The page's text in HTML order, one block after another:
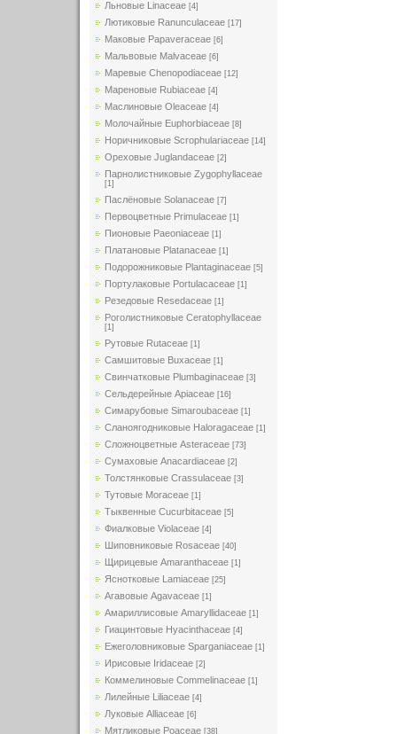
Льновые Linaceae [4]
Лютиковые Ranunculaceae [17]
Маковые Papaveraceae [6]
Мальвовые Malvaceae [6]
Маревые Chenopodiaceae [12]
Мареновые Rubiaceae [4]
Маслиновые Oleaceae [4]
Молочайные Euphorbiaceae [8]
Норичниковые Scrophulariaceae [14]
Ореховые Juglandaceae [2]
Парнолистниковые Zygophyllaceae
[1]
Паслёновые Solanaceae [7]
Первоцветные Primulaceae [1]
Пионовые Paeoniaceae [1]
Платановые Platanaceae [1]
Подорожниковые Plantaginaceae [5]
Портулаковые Portulacaceae [1]
Резедовые Resedaceae [1]
Роголистниковые Ceratophyllaceae
[1]
Рутовые Rutaceae [1]
Самшитовые Buxaceae [1]
Свинчатковые Plumbaginaceae [3]
Сельдерейные Apiaceae [16]
Симарубовые Simaroubaceae [1]
Сланоягодниковые Haloragaceae [1]
Сложноцветные Asteraceae [73]
Сумаховые Anacardiaceae [2]
Толстянковые Crassulaceae [3]
Тутовые Moraceae [1]
Тыквенные Cucurbitaceae [5]
Фиалковые Violaceae [4]
Шиповниковые Rosaceae [40]
Щирицевые Amaranthaceae [1]
Яснотковые Lamiaceae [25]
Агавовые Agavaceae [1]
Амариллисовые Amaryllidaceae [1]
Гиацинтовые Hyacinthaceae [4]
Ежеголовниковые Sparganiaceae [1]
Ирисовые Iridaceae [2]
Коммелиновые Commelinaceae [1]
Лилейные Liliaceae [4]
Луковые Alliaceae [6]
Мятликовые Poaceae [38]